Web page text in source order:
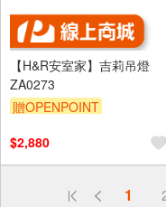
【H&R安室家】吉莉吊燈
ZA0273
贈OPENPOINT
$2,880
1
偏遠地區